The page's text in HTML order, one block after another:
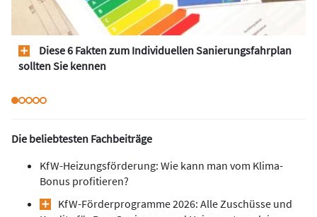
Diese 6 Fakten zum Individuellen Sanierungsfahrplan
sollten Sie kennen
Die beliebtesten Fachbeiträge
KfW-Heizungsförderung: Wie kann man vom Klima-
Bonus profitieren?
KfW-Förderprogramme 2026: Alle Zuschüsse und